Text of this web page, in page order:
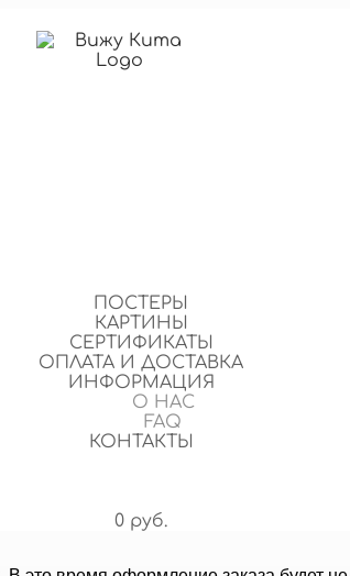
ПОСТЕРЫ
КАРТИНЫ
СЕРТИФИКАТЫ
ОПЛАТА И ДОСТАВКА
ИНФОРМАЦИЯ
О НАС
FAQ
КОНТАКТЫ
0 руб.